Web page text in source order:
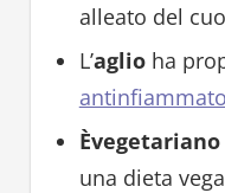
alleato del
L’aglioha
Èvegetariano
una dieta